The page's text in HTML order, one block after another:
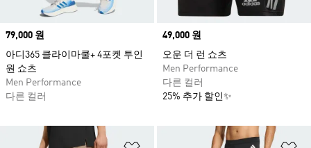
Price
79,000 원
아디365 클라이마쿨+ 4포켓 투인
원 쇼츠
Men Performance
다른 컬러
Price
49,000 원
오운 더 런 쇼츠
Men Performance
다른 컬러
25% 추가 할인✨
위시리스트 담기